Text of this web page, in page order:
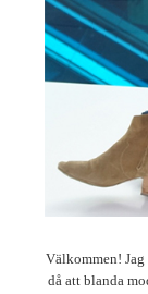
Välkommen!
då att blanda